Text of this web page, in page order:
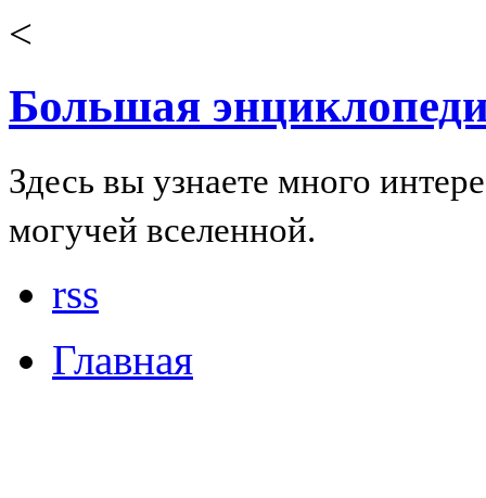
<
Большая
Здесь вы узнаете много
могучей вселенной.
rss
Главная